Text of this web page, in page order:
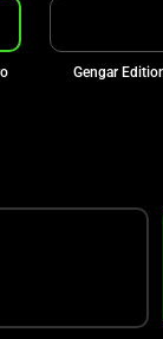
Gengar